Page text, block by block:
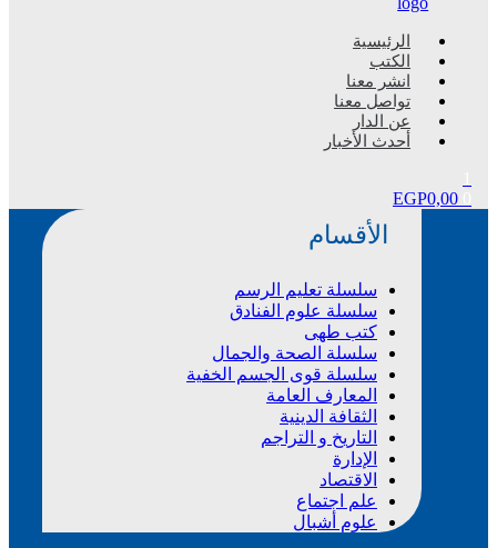
الرئيسية
الكتب
انشر معنا
تواصل معنا
عن الدار
أحدث الأخبار
EGP0,00
الأقسام
سلسلة تعليم الرسم
سلسلة علوم الفنادق
كتب طهى
سلسلة الصحة والجمال
سلسلة قوى الجسم الخفية
المعارف العامة
الثقافة الدينية
التاريخ و التراجم
الإدارة
الاقتصاد
علم اجتماع
علوم أشبال